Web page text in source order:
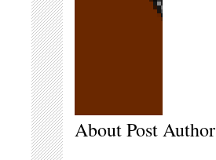
About Post Author